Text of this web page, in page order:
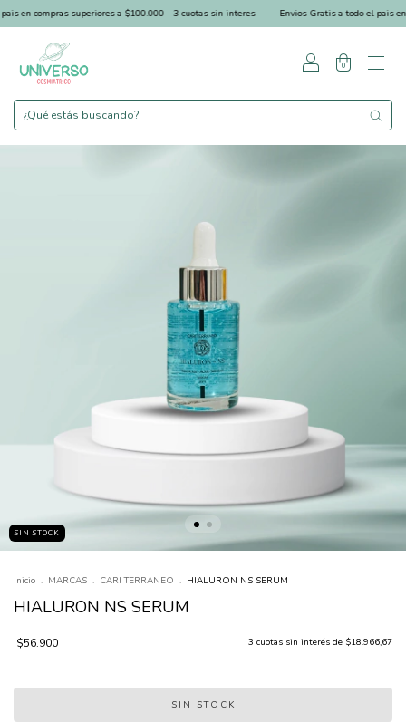
en compras superiores a $100.000 - 3 cuotas sin interes Envios Gratis a todo el pais en
0
SIN STOCK
Inicio . MARCAS . CARI TERRANEO . HIALURON NS SERUM
HIALURON NS SERUM
$56.900 3 cuotas sin interés de $18.966,67